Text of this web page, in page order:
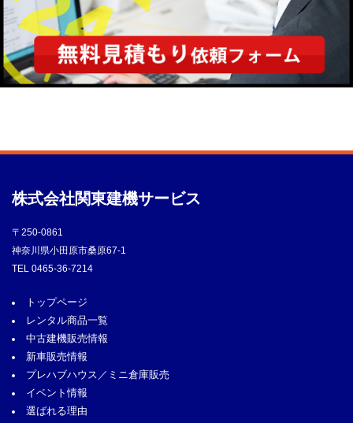
株式会社関東建機サービス
〒250-0861
神奈川県小田原市桑原67-1
TEL 0465-36-7214
トップページ
レンタル商品一覧
中古建機販売情報
新車販売情報
プレハブハウス／ミニ倉庫販売
イベント情報
選ばれる理由